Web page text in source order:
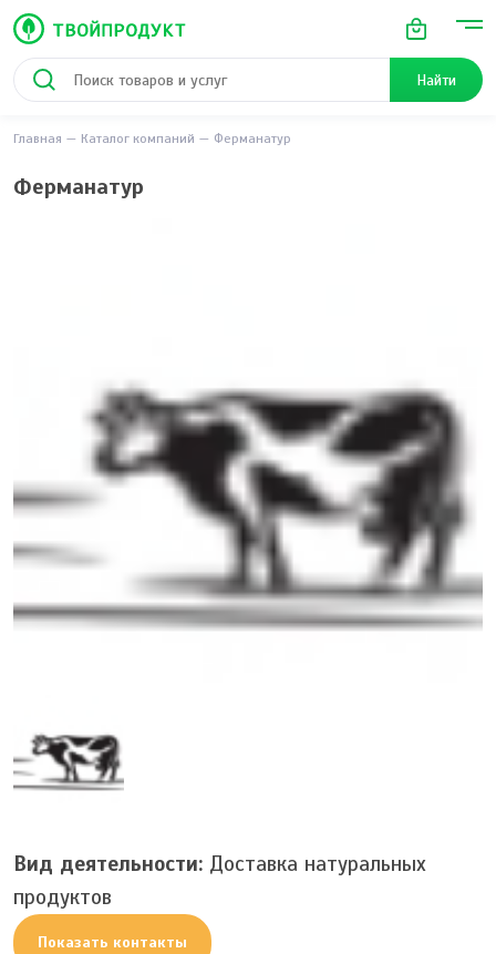
Найти
Главная Каталог компаний Ферманатур
Ферманатур
Вид деятельности: Доставка натуральных
продуктов
Показать контакты